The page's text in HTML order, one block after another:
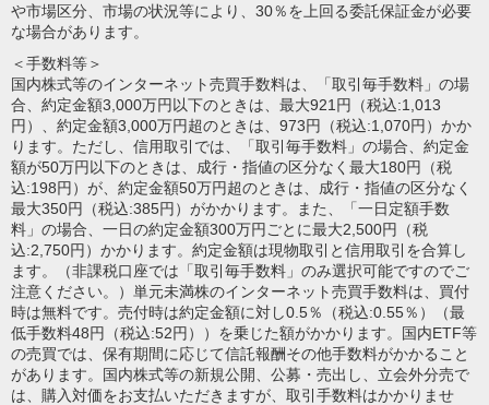
や市場区分、市場の状況等により、30％を上回る委託保証金が必要
な場合があります。
＜手数料等＞
国内株式等のインターネット売買手数料は、「取引毎手数料」の場
合、約定金額3,000万円以下のときは、最大921円（税込:1,013
円）、約定金額3,000万円超のときは、973円（税込:1,070円）かか
ります。ただし、信用取引では、「取引毎手数料」の場合、約定金
額が50万円以下のときは、成行・指値の区分なく最大180円（税
込:198円）が、約定金額50万円超のときは、成行・指値の区分なく
最大350円（税込:385円）がかかります。また、「一日定額手数
料」の場合、一日の約定金額300万円ごとに最大2,500円（税
込:2,750円）かかります。約定金額は現物取引と信用取引を合算し
ます。（非課税口座では「取引毎手数料」のみ選択可能ですのでご
注意ください。）単元未満株のインターネット売買手数料は、買付
時は無料です。売付時は約定金額に対し0.5％（税込:0.55％）（最
低手数料48円（税込:52円））を乗じた額がかかります。国内ETF等
の売買では、保有期間に応じて信託報酬その他手数料がかかること
があります。国内株式等の新規公開、公募・売出し、立会外分売で
は、購入対価をお支払いただきますが、取引手数料はかかりませ